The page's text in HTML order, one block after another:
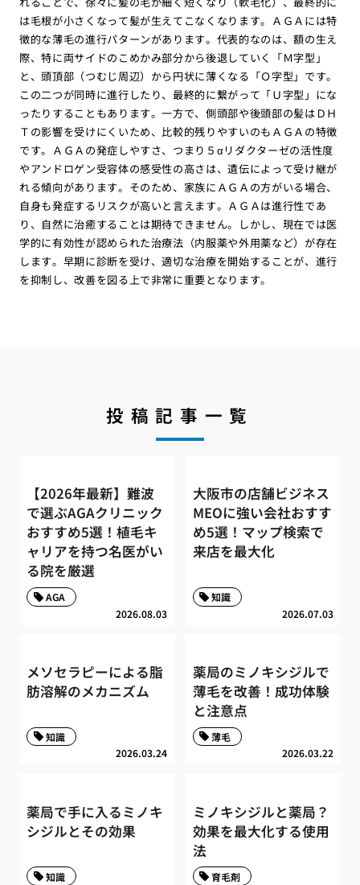
は毛根が小さくなって髪が生えてこなくなります。ＡＧＡには特
徴的な薄毛の進行パターンがあります。代表的なのは、額の生え
際、特に両サイドのこめかみ部分から後退していく「Ｍ字型」
と、頭頂部（つむじ周辺）から円状に薄くなる「Ｏ字型」です。
この二つが同時に進行したり、最終的に繋がって「Ｕ字型」にな
ったりすることもあります。一方で、側頭部や後頭部の髪はＤＨ
Ｔの影響を受けにくいため、比較的残りやすいのもＡＧＡの特徴
です。ＡＧＡの発症しやすさ、つまり５αリダクターゼの活性度
やアンドロゲン受容体の感受性の高さは、遺伝によって受け継が
れる傾向があります。そのため、家族にＡＧＡの方がいる場合、
自身も発症するリスクが高いと言えます。ＡＧＡは進行性であ
り、自然に治癒することは期待できません。しかし、現在では医
学的に有効性が認められた治療法（内服薬や外用薬など）が存在
します。早期に診断を受け、適切な治療を開始することが、進行
を抑制し、改善を図る上で非常に重要となります。
投稿記事一覧
【2026年最新】難波
で選ぶAGAクリニック
おすすめ5選！植毛キ
ャリアを持つ名医がい
る院を厳選
2026.08.03
AGA
大阪市の店舗ビジネス
MEOに強い会社おすす
め5選！マップ検索で
来店を最大化
2026.07.03
知識
メソセラピーによる脂
肪溶解のメカニズム
2026.03.24
知識
薬局のミノキシジルで
薄毛を改善！成功体験
と注意点
2026.03.22
薄毛
薬局で手に入るミノキ
シジルとその効果
知識
ミノキシジルと薬局？
効果を最大化する使用
法
育毛剤